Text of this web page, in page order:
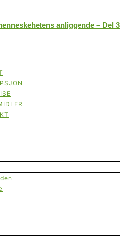
anliggende – Del 3